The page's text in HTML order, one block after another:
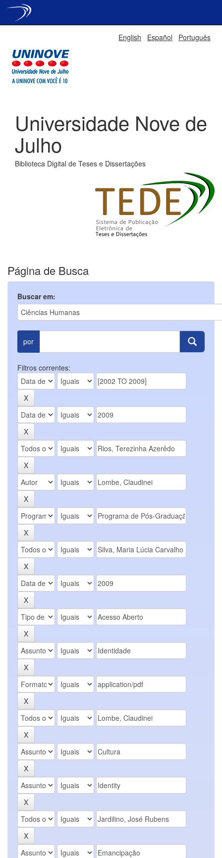
English Español Português
Universidade Nove de
Julho
Biblioteca Digital de Teses e Dissertações
Página de Busca
Buscar em:
por
Filtros correntes: